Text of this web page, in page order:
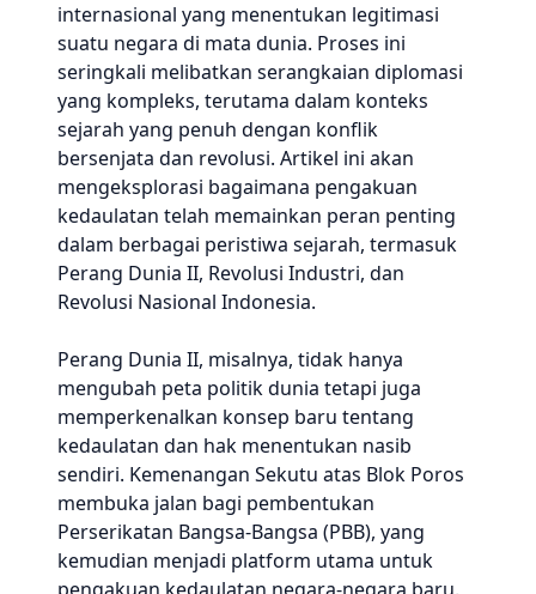
internasional yang menentukan legitimasi
suatu negara di mata dunia. Proses ini
seringkali melibatkan serangkaian diplomasi
yang kompleks, terutama dalam konteks
sejarah yang penuh dengan konflik
bersenjata dan revolusi. Artikel ini akan
mengeksplorasi bagaimana pengakuan
kedaulatan telah memainkan peran penting
dalam berbagai peristiwa sejarah, termasuk
Perang Dunia II, Revolusi Industri, dan
Revolusi Nasional Indonesia.
Perang Dunia II, misalnya, tidak hanya
mengubah peta politik dunia tetapi juga
memperkenalkan konsep baru tentang
kedaulatan dan hak menentukan nasib
sendiri. Kemenangan Sekutu atas Blok Poros
membuka jalan bagi pembentukan
Perserikatan Bangsa-Bangsa (PBB), yang
kemudian menjadi platform utama untuk